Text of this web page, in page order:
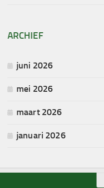
ARCHIEF
juni 2026
mei 2026
maart 2026
januari 2026